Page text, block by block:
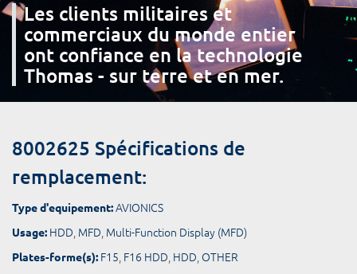
Les clients militaires et
commerciaux du monde entier
ont confiance en la technologie
Thomas - sur terre et en mer.
8002625 Spécifications de
remplacement:
Type d'equipement:AVIONICS
Usage: HDD, MFD, Multi-Function Display (MFD)
Plates-forme(s): F15, F16 HDD, HDD, OTHER